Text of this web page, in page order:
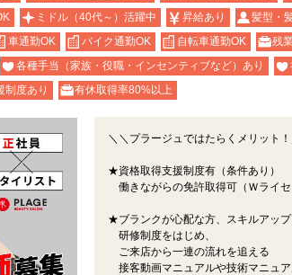
ミドル（40代～）活躍中 昇給あり
髪型・
車通勤OK バイク通勤OK 自転車通勤OK
残
各種手当（家族・役職・インセンティブなど）あり
制度あり 有休取得率80%以上
＼＼プラージュではたらくメリット
★資格取得支援制度有（条件あり）
働きながらの免許取得可（Ｗライ
★ブランクが心配な方、スキルアッ
研修制度をはじめ、
ご来店から一連の流れを追える
接客動画マニュアルや技術マニュ